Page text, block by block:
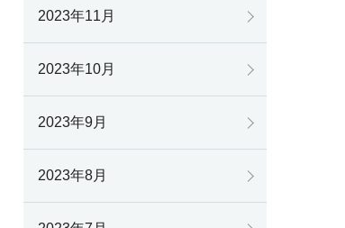
2023年11月
2023年10月
2023年9月
2023年8月